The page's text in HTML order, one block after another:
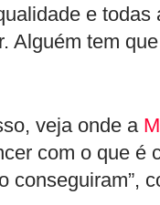
e
Alguém tem
veja onde a
com o que é
conseguiram”,